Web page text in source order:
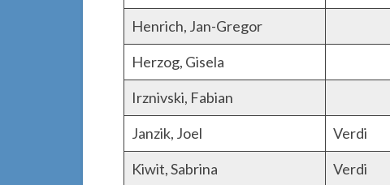
Henrich, Jan-Gregor
Herzog, Gisela
Irznivski, Fabian
Janzik, Joel
Verdi
Kiwit, Sabrina
Verdi